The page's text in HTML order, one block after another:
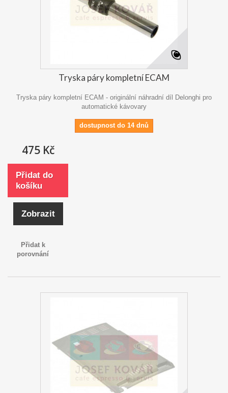
Tryska páry kompletní ECAM
Tryska páry kompletní ECAM - originální náhradní díl Delonghi pro
automatické kávovary
dostupnost do 14 dnů
475 Kč
Přidat do
košíku
Zobrazit
Přidat k
porovnání